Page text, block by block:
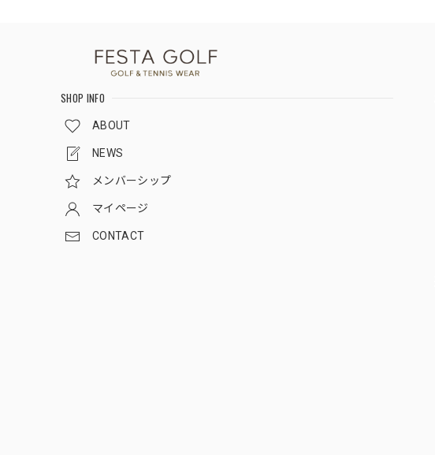
SHOP INFO
ABOUT
NEWS
メンバーシップ
マイページ
CONTACT